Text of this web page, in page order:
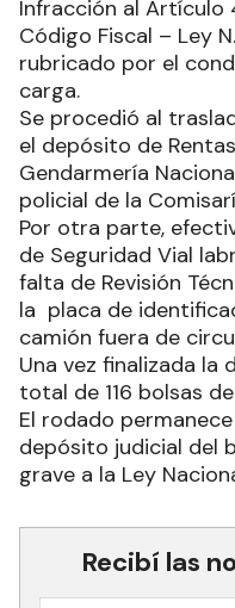
Infracción al Artículo
Código Fiscal – Ley
rubricado por el
carga.
Se procedió al
el depósito de
Gendarmería
policial de la
Por otra parte,
de Seguridad Vial
falta de Revisión
la placa de
camión fuera de
Una vez finalizada la
total de 116 bolsas
El rodado
depósito judicial del
grave a la Ley
Recibí las